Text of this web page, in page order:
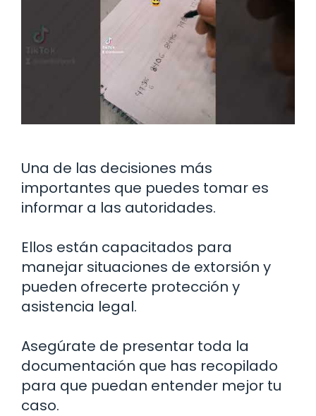
Una de las decisiones más
importantes que puedes tomar es
informar a las autoridades.
Ellos están capacitados para
manejar situaciones de extorsión y
pueden ofrecerte protección y
asistencia legal.
Asegúrate de presentar toda la
documentación que has recopilado
para que puedan entender mejor tu
caso.